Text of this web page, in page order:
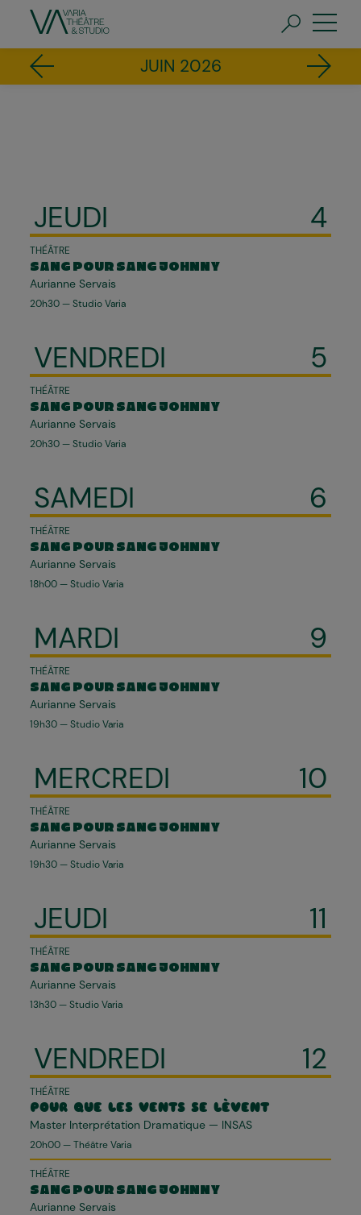
contenu
FR
Pagination JUIN 2026
JEUDI 4
THÉÂTRE
SANG POUR SANG JOHNNY
Aurianne Servais
20h30 — Studio Varia
VENDREDI 5
THÉÂTRE
SANG POUR SANG JOHNNY
Aurianne Servais
20h30 — Studio Varia
SAMEDI 6
THÉÂTRE
SANG POUR SANG JOHNNY
Aurianne Servais
18h00 — Studio Varia
MARDI 9
THÉÂTRE
SANG POUR SANG JOHNNY
Aurianne Servais
19h30 — Studio Varia
MERCREDI 10
THÉÂTRE
SANG POUR SANG JOHNNY
Aurianne Servais
19h30 — Studio Varia
JEUDI 11
THÉÂTRE
SANG POUR SANG JOHNNY
Aurianne Servais
13h30 — Studio Varia
VENDREDI 12
THÉÂTRE
POUR QUE LES VENTS SE LÈVENT
Master Interprétation Dramatique — INSAS
20h00 — Théâtre Varia
THÉÂTRE
SANG POUR SANG JOHNNY
Aurianne Servais